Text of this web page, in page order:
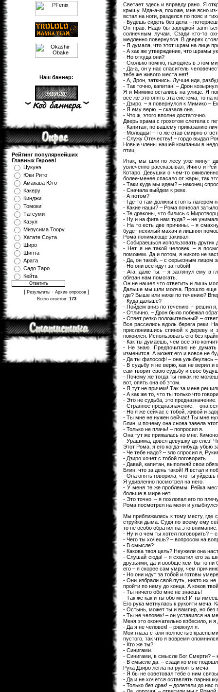
Наш баннер:
Рейтинг популярнейших
Главных Героев!
Цукунэ
Юки Рито
Амакава Юто
Какеру
Кинджи
Томоки
Татсуми
Казуя
Мизуcима Тоору
Хатате Соута
Широ
Шинта
Арата
Садо Таро
Кейта
[ Результаты · Архив опросов ]
Всего ответов: 173
Светает здесь и вправду рано. Я
крышу. Мда-а-а, похоже, мне ясно
встал на ноги, разделся по пояс и
- Будешь сидеть без дела –
Он прав. Надо бы зарядкой
солнечным лучам. Сзади кто-то
медленно повернулся. В дверях
- Я думала, что этот шрам на лице
- А как же утверждение, что шрамы
- Но откуда они?
- Сколько помню, находясь в этом
- Да-а, он у нас спаситель
тебе же живого места нет!
- А, Дрон, заткнись. Лучше иди,
- Так точно, капитан! – Дрон
Я и Мимико остались на улице. Я
все же это опять эта система, то на
- Дзиро. – я повернулся к Мимико –
- Я ему верю. – сказала она.
- Что ж, этого вполне достаточно.
Дверь храма с грохотом слетела с
- Капитан, по вашему приказанию
- Молодцы! – то же став смирно
- Служу Отечеству! – гордо выдал
Новые члены нашей компании в
птиц.
Итак, мы шли по лесу уже минут
увлеченно рассказывал, Ичиго и
Котаро. Девушки о чем-то
более-менее спасало от жары, так
- Таки куда мы идем? – наконец
- Сначала выйдем к реке.
- А потом?
- Где-то там должны стоять лагерем
- Какие наши? – Рома почесал
- Те драконы, что бились с
- Ну и на фига нам туда? – не
- На то есть две причины. – я
будет нехилый махач и лишняя
Рома понимающе закивал.
- Собираешься использовать других
- Нет, я не такой человек. – я
поможем. Да и потом, я никого не
- Да, он такой. – с серьезным лицом
- Но они все идут за тобой!
- Ага, даже ты. – я заглянул ему в
обязан нам помогать.
Он не нашел что ответить и лишь
Дальше мы шли молча. Прошло еще
где? Выше или ниже по течению?
- Куда дальше?
- Пойдем вниз по течению. – решил
- Отлично. – Дрон было побежал
- Ответ резко положительный! –
Все расселись вдоль берега реки.
прислонившись спиной к дереву
покоился. Использовать его без
- Как ты думаешь, чем все это
- Не знаю. Предпочитаю не думать
изменится. А может его и вовсе не
- Да ты философ! – она улыбнулась –
- В судьбу я не верю, как не верил и
сам творит свою судьбу и свое
- Почему же тогда ты никак не
вот, опять она об этом.
- Я тут не причем! Так за меня
- А как же то, что ты только что
- Это не судьба, это
- Странное предназначение. – она
- Но я же сейчас с тобой, живой и
- Ты мне не нужен сейчас! Ты мне
Блин, и почему она снова завела
- Только не плачь! – попросил я.
Она тут же прижалась ко мне.
- Урашима, довел девушку до слез!
Этот Рома, я его когда-нибудь убью
- Че тебе надо? – зло спросил я,
- Дзиро хочет с тобой поговорить.
- Давай, капитан, выполняй свои
Блин, что за день такой! Я встал и
- Она опять говорила, что ты уйдешь
Я удивленно посмотрел на него.
- У меня те же проблемы. Рейка
больше в мире нет.
- Это точно. – я похлопал его по
Рома посмотрел на меня и
Мы приближались к тому месту, где
струйки дыма. Судя по всему ему
то не особо обратил на это внимание.
- Ну и о чем ты хотел поговорить? –
- Чего ты хочешь? – вопросом на
- В смысле?
- Какова твоя цель? Неужели она
- Слушай сюда! – я схватил его за
друзьями, да и вообще кем бы то ни
его – я скорее сам умру, чем
- Но они идут за тобой и готовы
- Они избрали свой путь, никто их
пройти по нему до конца. А коков
- Ты ничего обо мне не знаешь!
- Так же как и ты обо мне! И ты
Его рука метнулась к рукояти меча.
- Остынь, может ты и вампир, но без
- Ты не человек! – он уставился на
Меня это окончательно взбесило, и
- Да я не человек! – рявкнул я.
Мои глаза стали полностью
пустого, так что я вовремя
- Кто же ты?
- Синигами.
- Синигами, в смысле Бог Смерти?
- В смысле да. – сзади ко мне
Рука Дзиро легла на рукоять меча.
- Я бы не советовал тебе с ним
- Да и не хочется оставлять
- Только без драк! – долетели до нас